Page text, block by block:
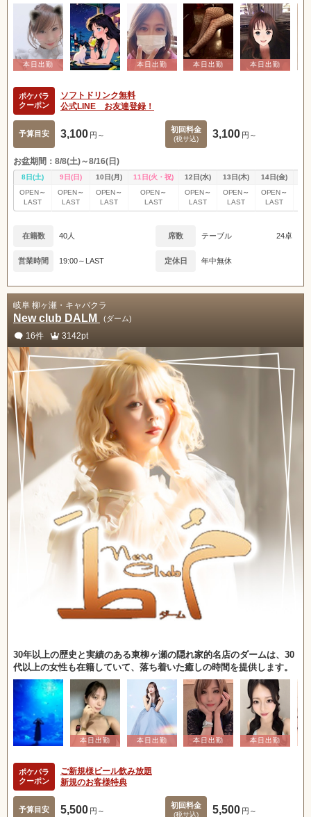
ポケパラ
クーポン
ソフトドリンク無料
公式LINE お友達登録！
予算目安 3,100 円～
初回料金
(税サ込) 3,100 円～
お盆期間：8/8(土)～8/16(日)
8日(土) 9日(日) 10日(月) 11日(火・祝) 12日(水) 13日(木) 14日(金)
OPEN～
LAST
OPEN～
LAST
OPEN～
LAST
OPEN～
LAST
OPEN～
LAST
OPEN～
LAST
OPEN～
LAST
在籍数 40人 席数 テーブル 24卓
営業時間 19:00～LAST 定休日 年中無休
岐阜 柳ヶ瀬・キャバクラ
New club DALM (ダーム)
16件 3142pt
30年以上の歴史と実績のある東柳ヶ瀬の隠れ家的名店のダームは、30
代以上の女性も在籍していて、落ち着いた癒しの時間を提供します。
ポケパラ
クーポン
ご新規様ビール飲み放題
新規のお客様特典
予算目安 5,500 円～
初回料金
(税サ込) 5,500 円～